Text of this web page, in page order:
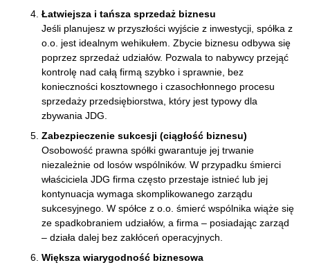
Łatwiejsza i tańsza sprzedaż biznesu
Jeśli planujesz w przyszłości wyjście z inwestycji, spółka z
o.o. jest idealnym wehikułem. Zbycie biznesu odbywa się
poprzez sprzedaż udziałów. Pozwala to nabywcy przejąć
kontrolę nad całą firmą szybko i sprawnie, bez
konieczności kosztownego i czasochłonnego procesu
sprzedaży przedsiębiorstwa, który jest typowy dla
zbywania JDG.
Zabezpieczenie sukcesji (ciągłość biznesu)
Osobowość prawna spółki gwarantuje jej trwanie
niezależnie od losów wspólników. W przypadku śmierci
właściciela JDG firma często przestaje istnieć lub jej
kontynuacja wymaga skomplikowanego zarządu
sukcesyjnego. W spółce z o.o. śmierć wspólnika wiąże się
ze spadkobraniem udziałów, a firma – posiadając zarząd
– działa dalej bez zakłóceń operacyjnych.
Większa wiarygodność biznesowa